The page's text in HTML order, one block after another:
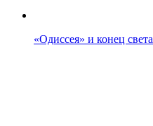
«Одиссея» и конец света